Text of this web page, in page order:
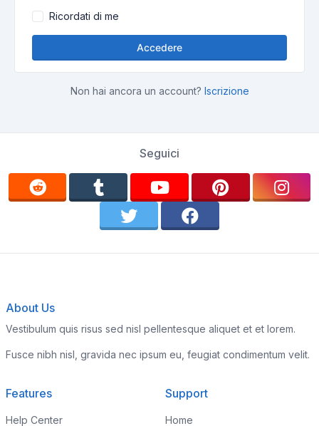
Ricordati di me
Accedere
Non hai ancora un account? Iscrizione
Seguici
About Us
Vestibulum quis risus sed nisl pellentesque aliquet et et lorem.
Fusce nibh nisl, gravida nec ipsum eu, feugiat condimentum velit.
Features
Help Center
Support
Home